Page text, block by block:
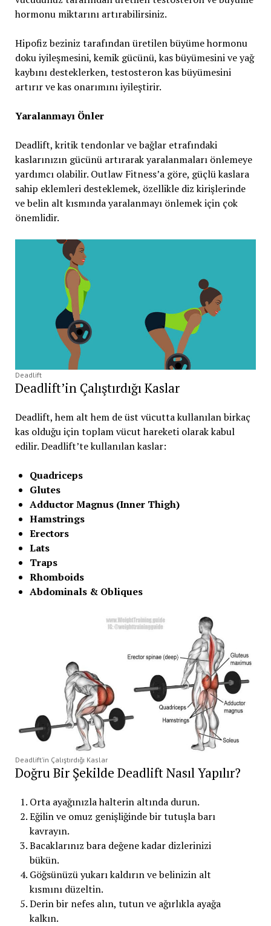
hormonu miktarını artırabilirsiniz.
Hipofiz beziniz tarafından üretilen büyüme hormonu
doku iyileşmesini, kemik gücünü, kas büyümesini ve yağ
kaybını desteklerken, testosteron kas büyümesini
artırır ve kas onarımını iyileştirir.
Yaralanmayı Önler
Deadlift, kritik tendonlar ve bağlar etrafındaki
kaslarınızın gücünü artırarak yaralanmaları önlemeye
yardımcı olabilir. Outlaw Fitness’a göre, güçlü kaslara
sahip eklemleri desteklemek, özellikle diz kirişlerinde
ve belin alt kısmında yaralanmayı önlemek için çok
önemlidir.
Deadlift
Deadlift’in Çalıştırdığı Kaslar
Deadlift, hem alt hem de üst vücutta kullanılan birkaç
kas olduğu için toplam vücut hareketi olarak kabul
edilir. Deadlift’te kullanılan kaslar:
Quadriceps
Glutes
Adductor Magnus (Inner Thigh)
Hamstrings
Erectors
Lats
Traps
Rhomboids
Abdominals & Obliques
Deadlift’in Çalıştırdığı Kaslar
Doğru Bir Şekilde Deadlift Nasıl Yapılır?
Orta ayağınızla halterin altında durun.
Eğilin ve omuz genişliğinde bir tutuşla barı
kavrayın.
Bacaklarınız bara değene kadar dizlerinizi
bükün.
Göğsünüzü yukarı kaldırın ve belinizin alt
kısmını düzeltin.
Derin bir nefes alın, tutun ve ağırlıkla ayağa
kalkın.